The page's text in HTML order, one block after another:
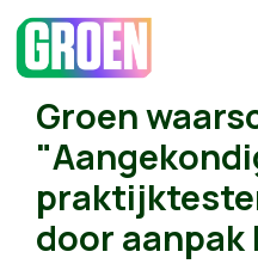
Groen
door aanpak